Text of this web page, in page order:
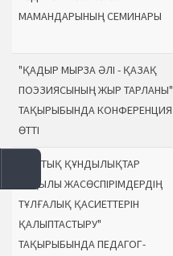
МАМАНДАРЫНЫҢ СЕМИНАРЫ
"ҚАДЫР МЫРЗА ӘЛІ - ҚАЗАҚ
ПОЭЗИЯСЫНЫҢ ЖЫР ТАРЛАНЫ"
ТАҚЫРЫБЫНДА КОНФЕРЕНЦИЯ
ӨТТІ
"ҰЛТТЫҚ ҚҰНДЫЛЫҚТАР
АРҚЫЛЫ ЖАСӨСПІРІМДЕРДІҢ
ТҰЛҒАЛЫҚ ҚАСИЕТТЕРІН
ҚАЛЫПТАСТЫРУ"
ТАҚЫРЫБЫНДА ПЕДАГОГ-